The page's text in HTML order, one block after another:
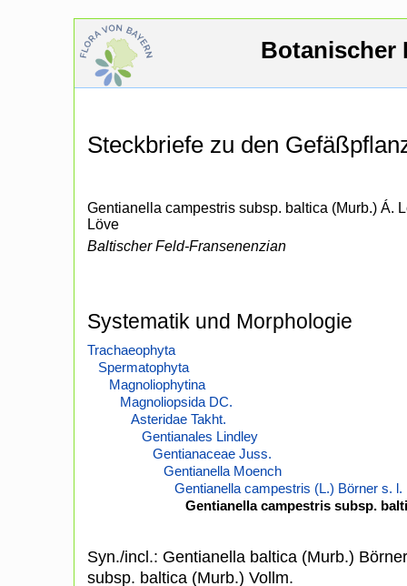
Botanischer
Steckbriefe zu den
Gentianella campestris subsp. baltica (Murb.) Á.
Löve
Baltischer Feld-Fransenenzian
Systematik und Morphologie
Trachaeophyta
Spermatophyta
Magnoliophytina
Magnoliopsida DC.
Asteridae Takht.
Gentianales Lindley
Gentianaceae Juss.
Gentianella Moench
Gentianella campestris (L.) Börner s. l.
Gentianella campestris subsp.
Syn./incl.: Gentianella baltica (Murb.)
subsp. baltica (Murb.) Vollm.